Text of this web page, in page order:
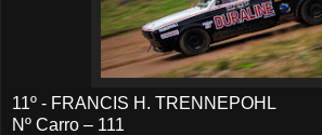
11º - FRANCIS H. TRENNEPOHL
Nº Carro – 111